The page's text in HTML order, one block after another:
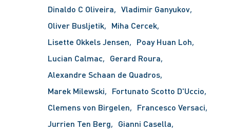
Dinaldo C Oliveira
Vladimir Ganyukov
Oliver Busljetik
Miha Cercek
Lisette Okkels Jensen
Poay Huan Loh
Lucian Calmac
Gerard Roura
Alexandre Schaan de Quadros
Marek Milewski
Fortunato Scotto D'Uccio
Clemens von Birgelen
Francesco Versaci
Jurrien Ten Berg
Gianni Casella